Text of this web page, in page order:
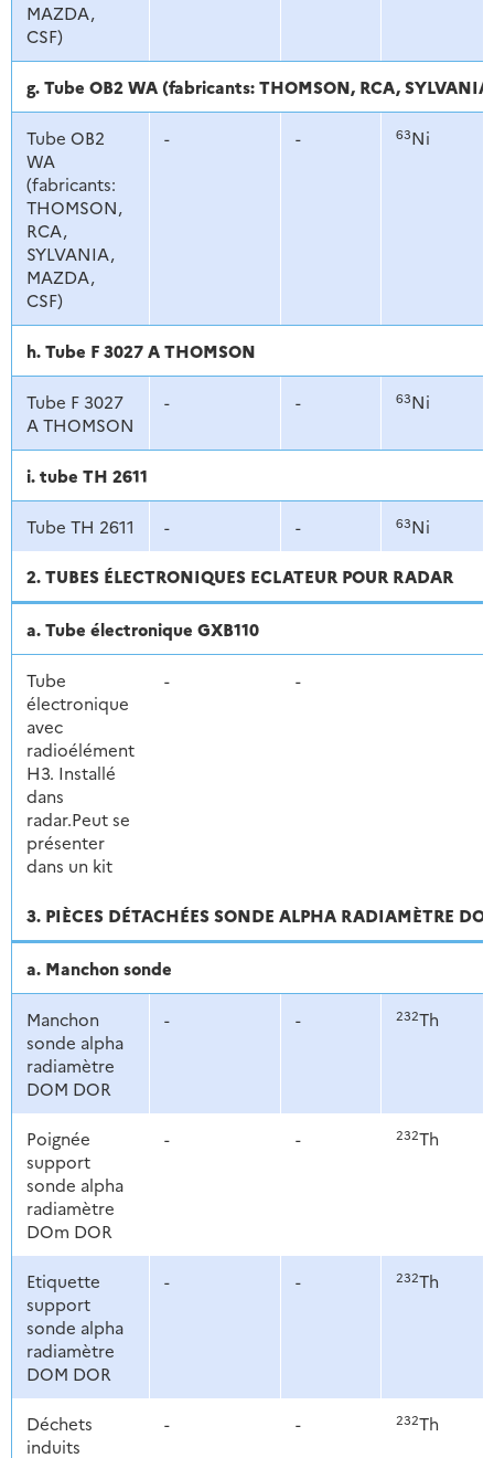
MAZDA,
CSF)
g. Tube OB2 WA (fabricants: THOMSON, RCA,
Tube OB2
WA
(fabricants:
THOMSON,
RCA,
SYLVANIA,
MAZDA,
CSF)
- - 63Ni
h. Tube F 3027 A THOMSON
Tube F 3027
A THOMSON
- - 63Ni
i. tube TH 2611
Tube TH 2611 - - 63Ni
2. TUBES ÉLECTRONIQUES ECLATEUR POUR RADAR
a. Tube électronique GXB110
Tube
électronique
avec
radioélément
H3. Installé
dans
radar.Peut se
présenter
dans un kit
- -
3. PIÈCES DÉTACHÉES SONDE ALPHA RADIAMÈTRE
a. Manchon sonde
Manchon
sonde alpha
radiamètre
DOM DOR
- - 232Th
Poignée
support
sonde alpha
radiamètre
DOm DOR
- - 232Th
Etiquette
support
sonde alpha
radiamètre
DOM DOR
- - 232Th
Déchets
induits
- - 232Th